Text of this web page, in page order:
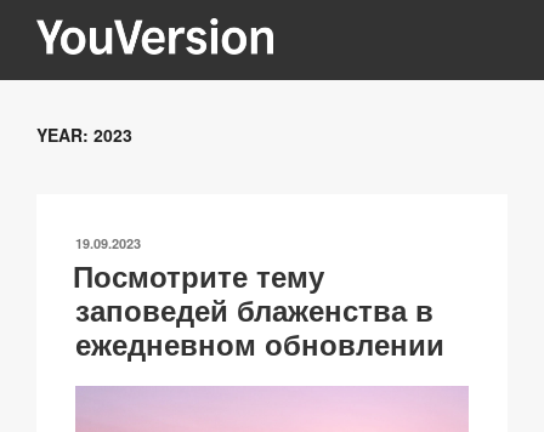
YOUVERSION
Seeking God every day.
YEAR: 2023
ОПУБЛИКОВАНО
19.09.2023
Посмотрите тему
заповедей блаженства в
ежедневном обновлении